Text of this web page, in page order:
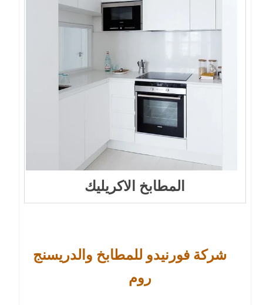
المطابخ الاكريليك
شركة فورنيدو للمطابخ والدريسنج
روم